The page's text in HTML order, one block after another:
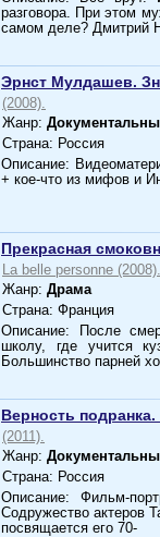
разговора. При этом
самом деле? Дмитрий
Эрнст Мулдашев.
(2008).
Жанр:
Страна: Россия
Описание:
+ кое-что из мифов и
Прекрасная
La belle personne
Жанр: Драма
Страна: Франция
Описание: После
школу, где учится
Большинство парней
Верность
(2011).
Жанр:
Страна: Россия
Описание: Фильм-
Содружество актеров
посвящается его 70-